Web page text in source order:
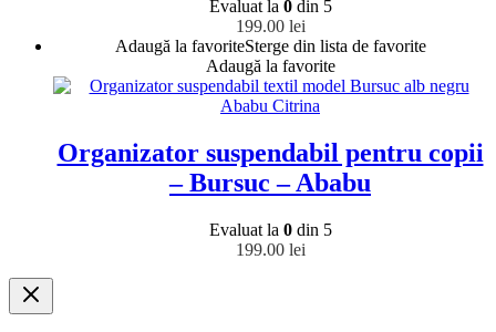
Evaluat la 0din 5
199.00 lei
Adaugă la favoriteSterge din lista de favorite
Adaugă la favorite
Organizator suspendabil pentru copii
– Bursuc – Ababu
Evaluat la 0din 5
199.00 lei